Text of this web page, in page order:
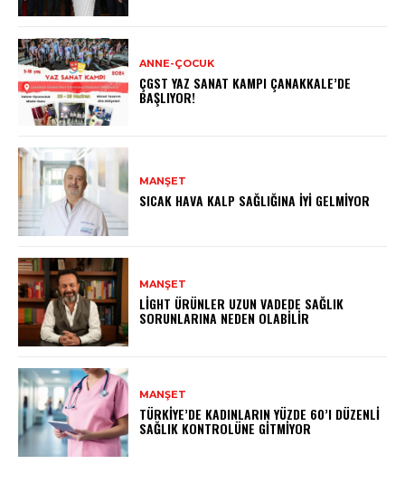
ANNE-ÇOCUK
ÇGST YAZ SANAT KAMPI ÇANAKKALE’DE
BAŞLIYOR!
MANŞET
SICAK HAVA KALP SAĞLIĞINA İYI GELMIYOR
MANŞET
LIGHT ÜRÜNLER UZUN VADEDE SAĞLIK
SORUNLARINA NEDEN OLABILIR
MANŞET
TÜRKIYE’DE KADINLARIN YÜZDE 60’I DÜZENLI
SAĞLIK KONTROLÜNE GITMIYOR